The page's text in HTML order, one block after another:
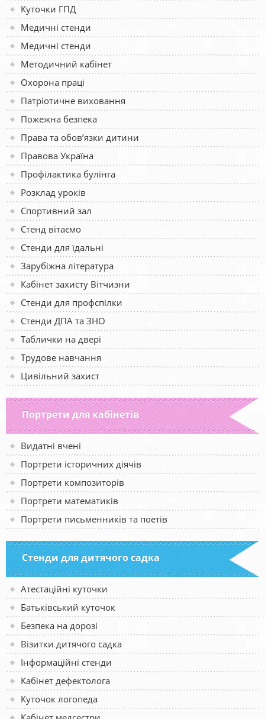
Куточки ГПД
Медичні стенди
Медичні стенди
Методичний кабінет
Охорона праці
Патріотичне виховання
Пожежна безпека
Права та обов’язки дитини
Правова Україна
Профілактика булінга
Розклад уроків
Спортивний зал
Стенд вітаємо
Стенди для їдальні
Зарубіжна література
Кабінет захисту Вітчизни
Стенди для профспілки
Стенди ДПА та ЗНО
Таблички на двері
Трудове навчання
Цивільний захист
Портрети для кабінетів
Видатні вчені
Портрети історичних діячів
Портрети композиторів
Портрети математиків
Портрети письменників та поетів
Стенди для дитячого садка
Атестаційні куточки
Батьківський куточок
Безпека на дорозі
Візитки дитячого садка
Інформаційні стенди
Кабінет дефектолога
Куточок логопеда